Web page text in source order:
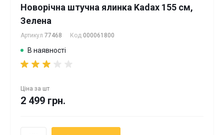
Новорічна штучна ялинка Kadax 155 см,
Зелена
Артикул 77468 Код 000061800
В наявності
Ціна за шт
2 499 грн.